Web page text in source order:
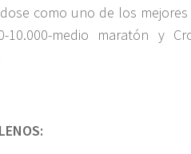
como uno de los
10.000-medio maratón y